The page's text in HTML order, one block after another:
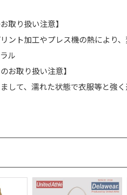
取り扱い注意】
ント加工やプレス機の熱により
ル
お取り扱い注意】
して、濡れた状態で衣服等と強